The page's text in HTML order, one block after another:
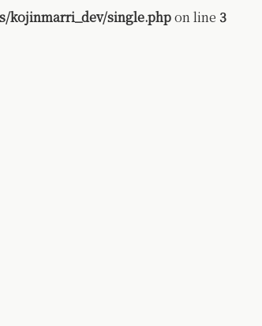
kojinmarri_dev/single.phpon line 3